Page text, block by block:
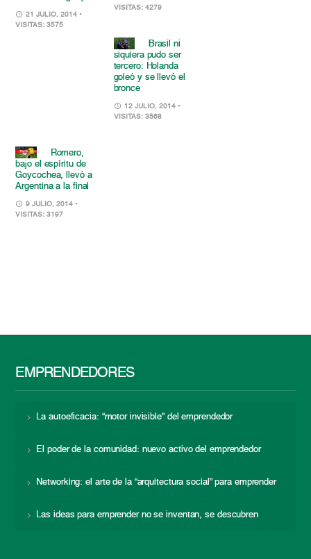
21 JULIO, 2014 •
VISITAS: 3575
VISITAS: 4279
Brasil ni
siquiera pudo ser
tercero: Holanda
goleó y se llevó el
bronce
12 JULIO, 2014 •
VISITAS: 3568
Romero,
bajo el espíritu de
Goycochea, llevó a
Argentina a la final
9 JULIO, 2014 •
VISITAS: 3197
EMPRENDEDORES
La autoeficacia: “motor invisible” del emprendedor
El poder de la comunidad: nuevo activo del emprendedor
Networking: el arte de la “arquitectura social” para emprender
Las ideas para emprender no se inventan, se descubren